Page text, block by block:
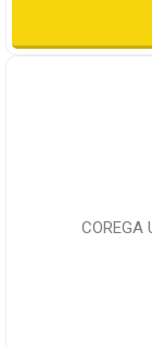
COREGA